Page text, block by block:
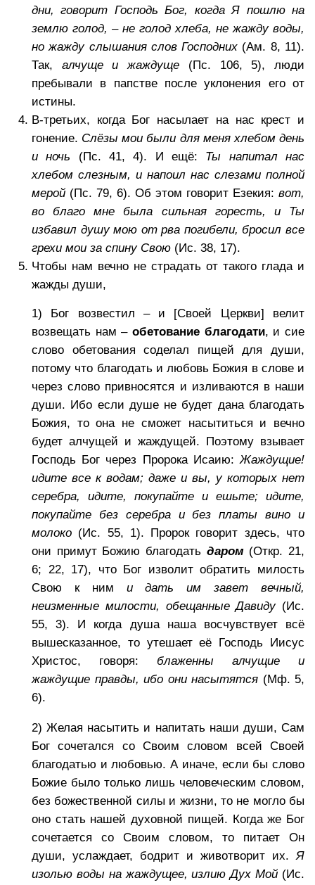
дни, говорит Господь Бог, когда Я пошлю на
землю голод, – не голод хлеба, не жажду воды,
но жажду слышания слов Господних (Ам. 8, 11).
Так, алчуще и жаждуще (Пс. 106, 5), люди
пребывали в папстве после уклонения его от
истины.
В-третьих, когда Бог насылает на нас крест и
гонение. Слёзы мои были для меня хлебом день
и ночь (Пс. 41, 4). И ещё: Ты напитал нас
хлебом слезным, и напоил нас слезами полной
мерой (Пс. 79, 6). Об этом говорит Езекия: вот,
во благо мне была сильная горесть, и Ты
избавил душу мою от рва погибели, бросил все
грехи мои за спину Свою (Ис. 38, 17).
Чтобы нам вечно не страдать от такого глада и
жажды души,
1) Бог возвестил – и [Своей Церкви] велит
возвещать нам – обетование благодати, и сие
слово обетования соделал пищей для души,
потому что благодать и любовь Божия в слове и
через слово привносятся и изливаются в наши
души. Ибо если душе не будет дана благодать
Божия, то она не сможет насытиться и вечно
будет алчущей и жаждущей. Поэтому взывает
Господь Бог через Пророка Исаию:Жаждущие!
идите все к водам; даже и вы, у которых нет
серебра, идите, покупайте и ешьте; идите,
покупайте без серебра и без платы вино и
молоко (Ис. 55, 1). Пророк говорит здесь, что
они примут Божию благодать даром(Откр. 21,
6; 22, 17), что Бог изволит обратить милость
Свою к ним и дать им завет вечный,
неизменные милости, обещанные Давиду(Ис.
55, 3). И когда душа наша восчувствует всё
вышесказанное, то утешает её Господь Иисус
Христос, говоря: блаженны алчущие и
жаждущие правды, ибо они насытятся (Мф. 5,
6).
2) Желая насытить и напитать наши души, Сам
Бог сочетался со Своим словом всей Своей
благодатью и любовью. А иначе, если бы слово
Божие было только лишь человеческим словом,
без божественной силы и жизни, то не могло бы
оно стать нашей духовной пищей. Когда же Бог
сочетается со Своим словом, то питает Он
души, услаждает, бодрит и животворит их.Я
изолью воды на жаждущее, излию Дух Мой (Ис.